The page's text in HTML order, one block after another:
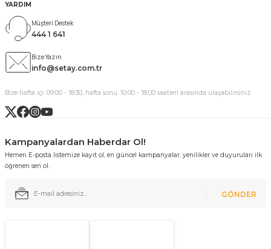
YARDIM
Müşteri Destek
444 1 641
Bize Yazın
info@setay.com.tr
Bize hafta içi: 09:00 - 18:30, hafta sonu: 10:00 - 18:00 saatleri arasında ulaşabilirsiniz.
Kampanyalardan Haberdar Ol!
Hemen E-posta listemize kayıt ol, en güncel kampanyalar, yenilikler ve duyuruları ilk
öğrenen sen ol.
GÖNDER